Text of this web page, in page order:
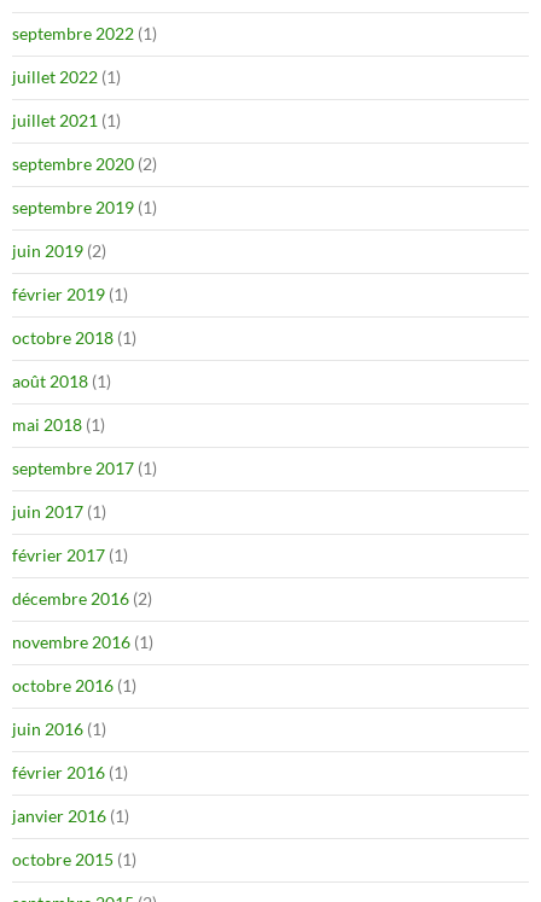
septembre 2022 (1)
juillet 2022 (1)
juillet 2021 (1)
septembre 2020 (2)
septembre 2019 (1)
juin 2019 (2)
février 2019 (1)
octobre 2018 (1)
août 2018 (1)
mai 2018 (1)
septembre 2017 (1)
juin 2017 (1)
février 2017 (1)
décembre 2016 (2)
novembre 2016 (1)
octobre 2016 (1)
juin 2016 (1)
février 2016 (1)
janvier 2016 (1)
octobre 2015 (1)